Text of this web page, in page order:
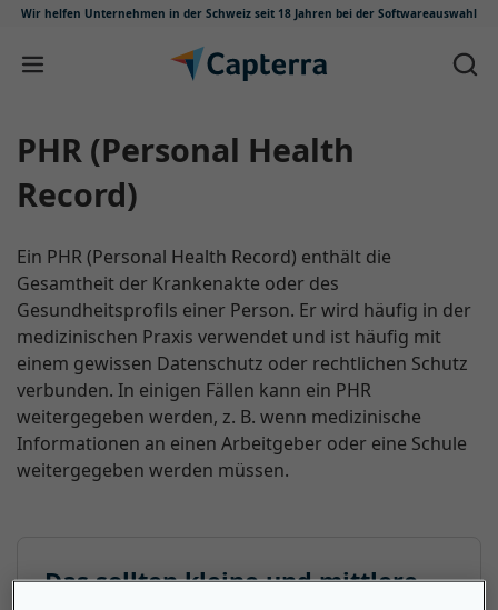
Wir helfen Unternehmen in der Schweiz seit 18 Jahren bei der Softwareauswahl
Zum Inhalt springen
PHR (Personal Health
Record)
Ein PHR (Personal Health Record) enthält die
Gesamtheit der Krankenakte oder des
Gesundheitsprofils einer Person. Er wird häufig in der
medizinischen Praxis verwendet und ist häufig mit
einem gewissen Datenschutz oder rechtlichen Schutz
verbunden. In einigen Fällen kann ein PHR
weitergegeben werden, z. B. wenn medizinische
Informationen an einen Arbeitgeber oder eine Schule
weitergegeben werden müssen.
Das sollten kleine und mittlere